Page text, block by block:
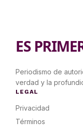
ES
Periodismo de
verdad y la
LEGAL
Privacidad
Términos